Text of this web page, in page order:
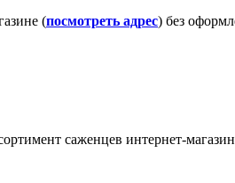
(посмотреть адрес) без
саженцев интернет-